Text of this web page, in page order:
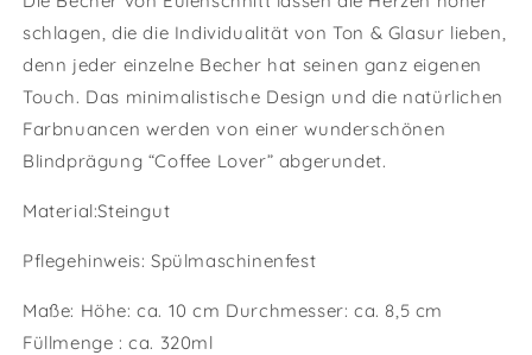
schlagen, die die Individualität von Ton & Glasur lieben,
denn jeder einzelne Becher hat seinen ganz eigenen
Touch. Das minimalistische Design und die natürlichen
Farbnuancen werden von einer wunderschönen
Blindprägung “Coffee Lover” abgerundet.
Material:Steingut
Pflegehinweis: Spülmaschinenfest
Maße: Höhe: ca. 10 cm Durchmesser: ca. 8,5 cm
Füllmenge : ca. 320ml